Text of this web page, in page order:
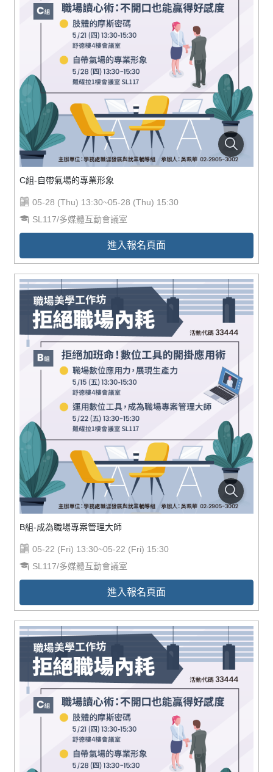
C組-自帶氣場的專業形象
05-28 (Thu) 13:30~05-28 (Thu) 15:30
SL117/多媒體互動會議室
進入報名頁面
B組-成為職場專案管理大師
05-22 (Fri) 13:30~05-22 (Fri) 15:30
SL117/多媒體互動會議室
進入報名頁面